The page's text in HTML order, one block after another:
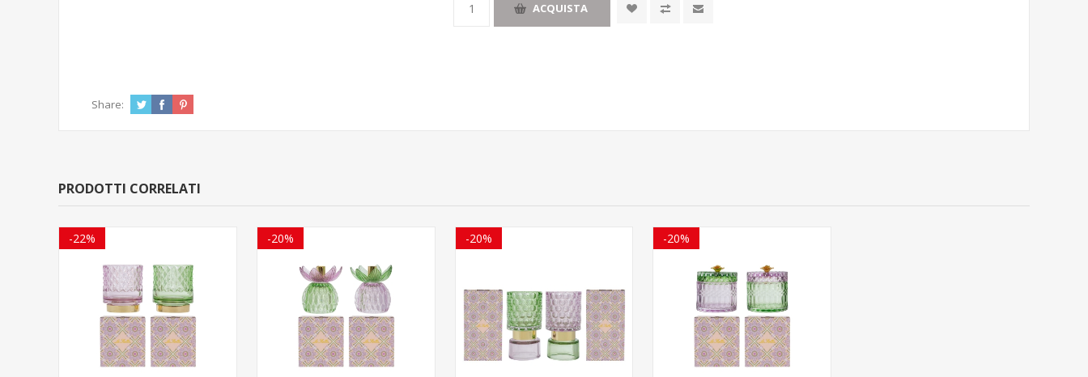
ACQUISTA
Share:
PRODOTTI CORRELATI
-22% -20% -20% -20%